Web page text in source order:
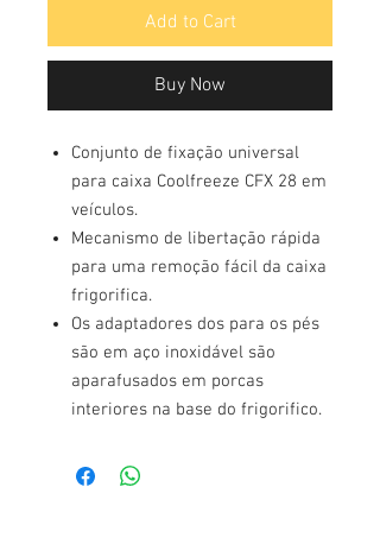
Add to Cart
Buy Now
Conjunto de fixação universal
para caixa Coolfreeze CFX 28 em
veículos.
Mecanismo de libertação rápida
para uma remoção fácil da caixa
frigorifica.
Os adaptadores dos para os pés
são em aço inoxidável são
aparafusados em porcas
interiores na base do frigorifico.